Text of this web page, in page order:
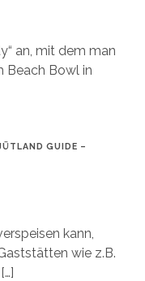
an, mit dem man
Beach Bowl in
GUIDE –
kann,
wie z.B.